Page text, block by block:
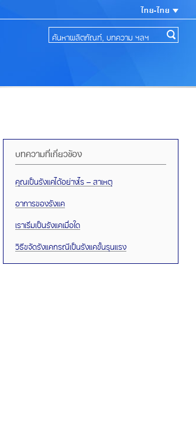
ไทย-ไทย
บทความที่เกี่ยวข้อง
คุณเป็นรังแคได้อย่างไร – สาเหตุ
อาการของรังแค
เราเริ่มเป็นรังแคเมื่อใด
วิธีขจัดรังแคกรณีเป็นรังแคขั้นรุนแรง